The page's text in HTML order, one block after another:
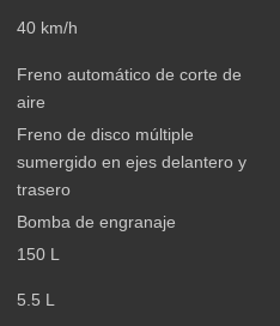
40 km/h
Freno automático de corte de
aire
Freno de disco múltiple
sumergido en ejes delantero y
trasero
Bomba de engranaje
150 L
5.5 L